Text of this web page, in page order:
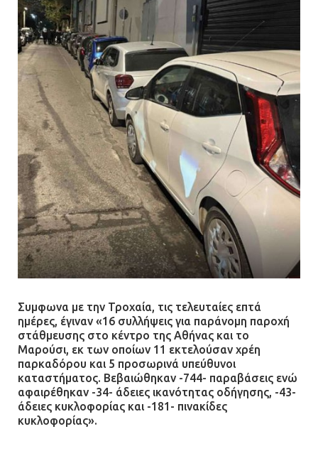
Ένα πουλί «υπεύθυνο» για την
πρωινή διακοπή ρεύματος στη
Μάνδρα
09.07.2026 | 11:12
Φωτιά σε επιχείρηση στον
Ασπρόπυργο – Ήχησε το 112
09.07.2026 | 09:19
Δίωξη για απόπειρα
ανθρωποκτονίας στους δύο
αστυνομικούς
08.07.2026 | 22:30
Ομαδικός βιασμός 19χρονης στο
Α.Τ. Ομονοίας: Ο Εισαγγελέας
πρότεινε την αθώωση των
αστυνομικών
08.07.2026 | 16:24
Ο δήμαρχος Μάνδρας δώρισε όλους
τους μισθούς του 2025 στο Θριάσιο
Συμφωνα με την Τροχαία, τις τελευταίες επτά
ημέρες, έγιναν «16 συλλήψεις για παράνομη παροχή
στάθμευσης στο κέντρο της Αθήνας και το
Μαρούσι, εκ των οποίων 11 εκτελούσαν χρέη
παρκαδόρου και 5 προσωρινά υπεύθυνοι
καταστήματος. Βεβαιώθηκαν -744- παραβάσεις ενώ
αφαιρέθηκαν -34- άδειες ικανότητας οδήγησης, -43-
άδειες κυκλοφορίας και -181- πινακίδες
κυκλοφορίας».